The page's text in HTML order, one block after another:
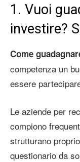
1. Vuoi
investire?
Come
competenza un
essere
Le aziende per
compiono
strutturano
questionario da